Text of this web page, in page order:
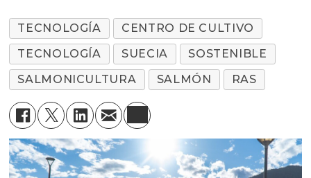
TECNOLOGÍA
CENTRO DE CULTIVO
TECNOLOGÍA
SUECIA
SOSTENIBLE
SALMONICULTURA
SALMÓN RAS